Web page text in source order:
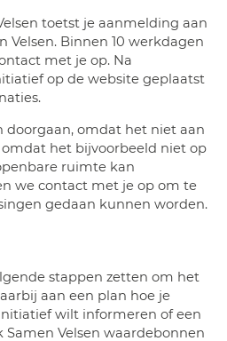
toetst je aanmelding aan
Velsen. Binnen 10 werkdagen
met je op. Na
op de website geplaatst
omdat het niet aan
het bijvoorbeeld niet op
ruimte kan
we contact met je op om te
gedaan kunnen worden.
stappen zetten om het
aan een plan hoe je
wilt informeren of een
Velsen waardebonnen